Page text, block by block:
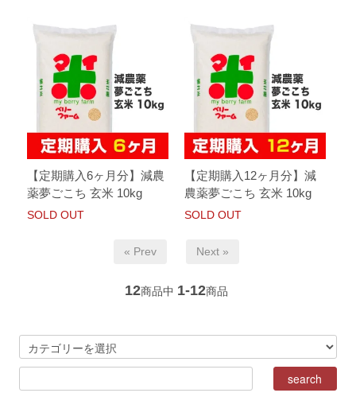
【定期購入6ヶ月分】減農
薬夢ごこち 玄米 10kg
SOLD OUT
【定期購入12ヶ月分】減
農薬夢ごこち 玄米 10kg
SOLD OUT
« Prev Next »
12商品中 1-12商品